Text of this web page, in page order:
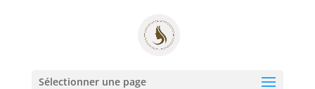
Sélectionner une page